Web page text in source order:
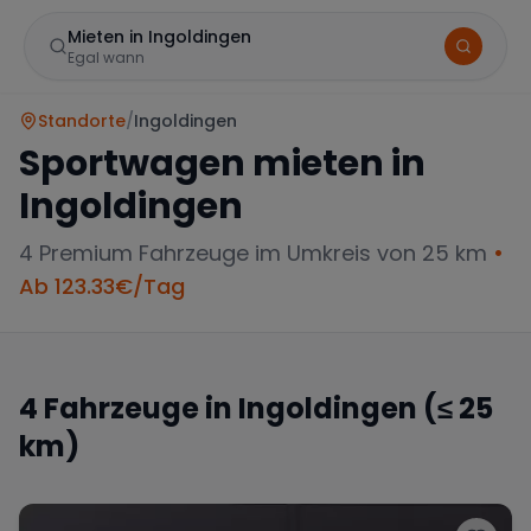
Mieten in Ingoldingen
Egal wann
Standorte/Ingoldingen
Sportwagen mieten in
Ingoldingen
4 Premium Fahrzeuge im Umkreis von 25 km •
Ab 123.33€/Tag
4 Fahrzeuge in Ingoldingen (≤ 25
km)